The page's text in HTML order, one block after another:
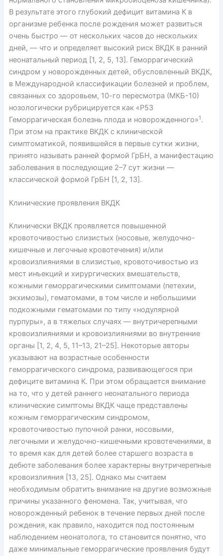
В результате этого глубокий дефицит витамина К в
организме ребенка после рождения может развиться
очень быстро — от нескольких часов до нескольких
дней, — что и определяет высокий риск ВКДК в ранний
неонатальный период [1, 2, 5, 13]. Геморрагический
синдром у новорожденных детей, обусловленный ВКДК,
в Международной классификации болезней и проблем,
связанных со здоровьем, 10-го пересмотра (МКБ-10)
нозологически рубрицируется как «Р53
Геморрагическая болезнь плода и новорожденного»1.
При этом на практике ВКДК с клинической
симптоматикой, появившейся в первые сутки жизни,
принято называть ранней формой ГрБН, а манифестацию
заболевания в последующие 2–7 сут жизни —
классической формой ГрБН [1, 2, 13].
Клинические проявления ВКДК
Клинически ВКДК проявляется повышенной
кровоточивостью слизистых (носовые, желудочно-
кишечные и легочные кровотечения) и/или
кровоизлияниями в слизистые, кровоточивостью из
мест инъекций и хирургических вмешательств,
кожными геморрагическими симптомами (петехии,
экхимозы), гематомами, в том числе и небольшими
подкожными гематомами по типу «нодулярной
пурпуры», а в тяжелых случаях — внутричерепными
кровоизлияниями и кровоизлияниями во внутренние
органы [1, 2, 4, 5, 11–13, 21–25]. Некоторые авторы
указывают на возрастные особенности
геморрагического синдрома, развивающегося при
дефиците витамина К. При этом обращается внимание
на то, что у детей раннего неонатального периода
клинические симптомы ВКДК чаще представлены
кожным геморрагическим синдромом,
кровоточивостью пупочной ранки, носовыми,
легочными и желудочно-кишечными кровотечениями, в
то время как для детей более старшего возраста в
дебюте заболевания более характерны внутричерепные
кровоизлияния [13, 25]. Однако мы считаем
необходимым обратить внимание на другие возможные
причины указанного феномена. Так, учитывая, что
новорожденный ребенок в течение первых дней после
рождения, как правило, находится под постоянным
наблюдением неонатолога, то становится понятно, что
даже минимальные геморрагические проявления будут